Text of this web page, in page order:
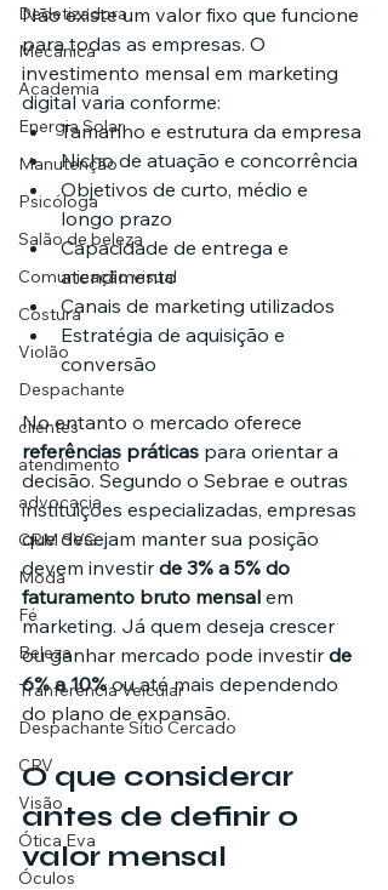
Dedetizadora
Mecânica
Academia
Energia Solar
Manutenção
Psicóloga
Salão de beleza
Comunicação visual
Costura
Violão
Despachante
clientes
atendimento
advocacia
CRM SVG
Moda
Fé
Beleza
Tranferência Veicular
Despachante Sítio Cercado
CRV
Visão
Ótica Eva
Óculos
Não existe um valor fixo que funcione
para todas as empresas. O
investimento mensal em marketing
digital varia conforme:
Tamanho e estrutura da empresa
Nicho de atuação e concorrência
Objetivos de curto, médio e
longo prazo
Capacidade de entrega e
atendimento
Canais de marketing utilizados
Estratégia de aquisição e
conversão
No entanto o mercado oferece
referências práticas para orientar a
decisão. Segundo o Sebrae e outras
instituições especializadas, empresas
que desejam manter sua posição
devem investir de 3% a 5% do
faturamento bruto mensal em
marketing. Já quem deseja crescer
ou ganhar mercado pode investir de
6% a 10% ou até mais dependendo
do plano de expansão.
O que considerar
antes de definir o
valor mensal